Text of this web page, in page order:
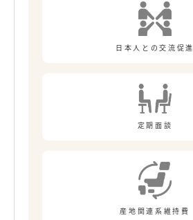
日本人との交流促進
定期面談
産地関連系維持費